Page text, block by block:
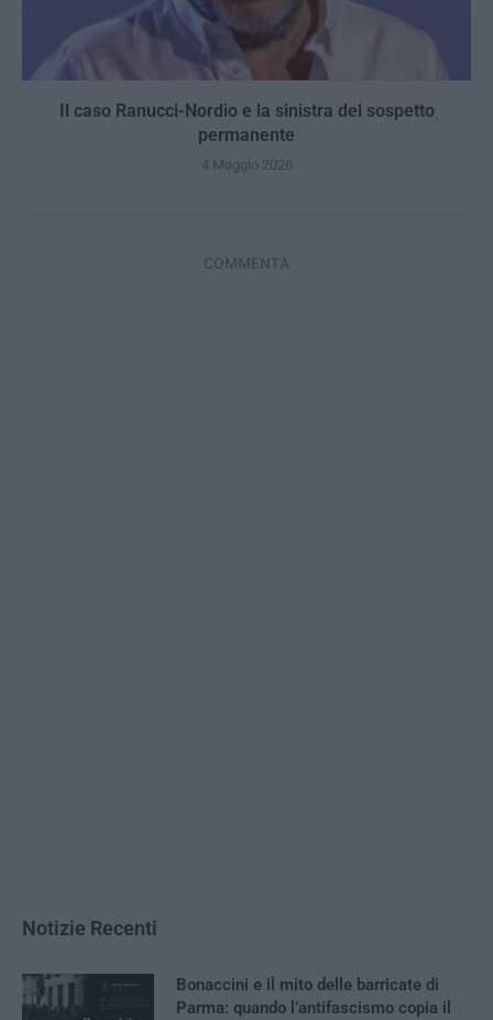
Il caso Ranucci-Nordio e la sinistra del sospetto
permanente
4 Maggio 2026
COMMENTA
Notizie Recenti
Bonaccini e il mito delle barricate di
Parma: quando l’antifascismo copia il